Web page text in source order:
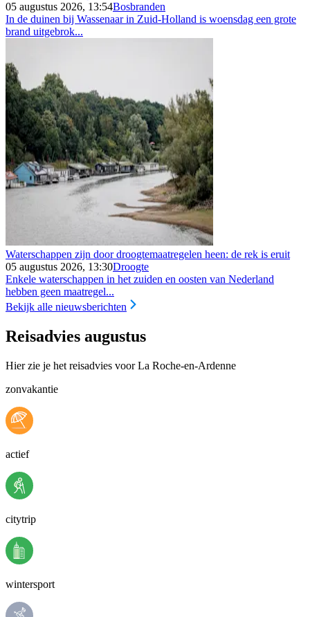
05 augustus 2026, 13:54Bosbranden
In de duinen bij Wassenaar in Zuid-Holland is woensdag een grote
brand uitgebrok...
Waterschappen zijn door droogtemaatregelen heen: de rek is eruit
05 augustus 2026, 13:30Droogte
Enkele waterschappen in het zuiden en oosten van Nederland
hebben geen maatregel...
Bekijk alle nieuwsberichten
Reisadvies augustus
Hier zie je het reisadvies voor La Roche-en-Ardenne
zonvakantie
actief
citytrip
wintersport